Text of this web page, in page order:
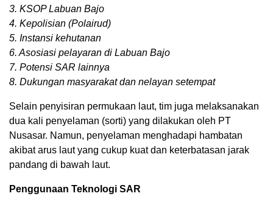
3. KSOP Labuan Bajo
4. Kepolisian (Polairud)
5. Instansi kehutanan
6. Asosiasi pelayaran di Labuan Bajo
7. Potensi SAR lainnya
8. Dukungan masyarakat dan nelayan setempat
Selain penyisiran permukaan laut, tim juga melaksanakan
dua kali penyelaman (sorti) yang dilakukan oleh PT
Nusasar. Namun, penyelaman menghadapi hambatan
akibat arus laut yang cukup kuat dan keterbatasan jarak
pandang di bawah laut.
Penggunaan Teknologi SAR